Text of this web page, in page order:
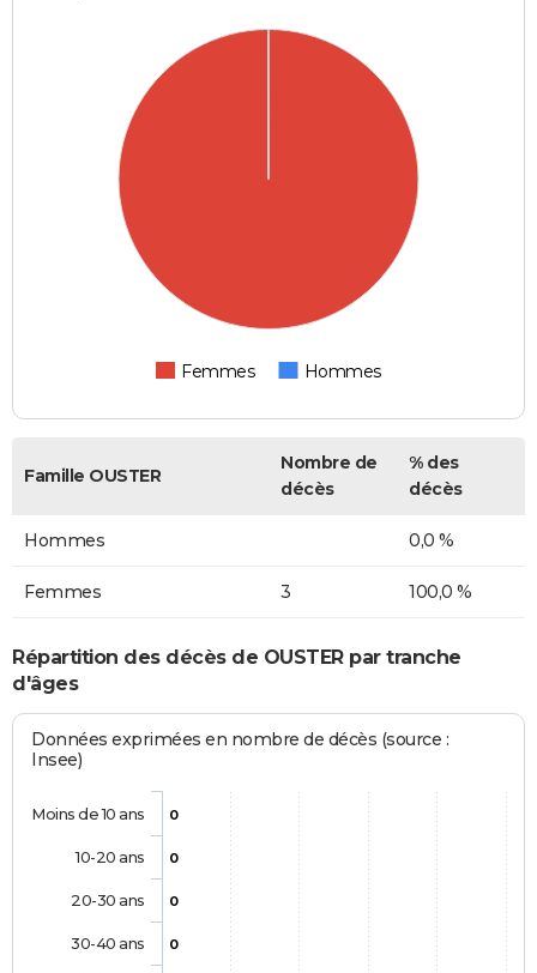
Femmes Hommes
Famille OUSTER
Nombre de
décès
% des
décès
Hommes 0,0 %
Femmes 3 100,0 %
Répartition des décès de OUSTER par tranche
d'âges
Données exprimées en nombre de décès (source :
Insee)
0
0
0
0
Moins de 10 ans
10-20 ans
20-30 ans
30-40 ans